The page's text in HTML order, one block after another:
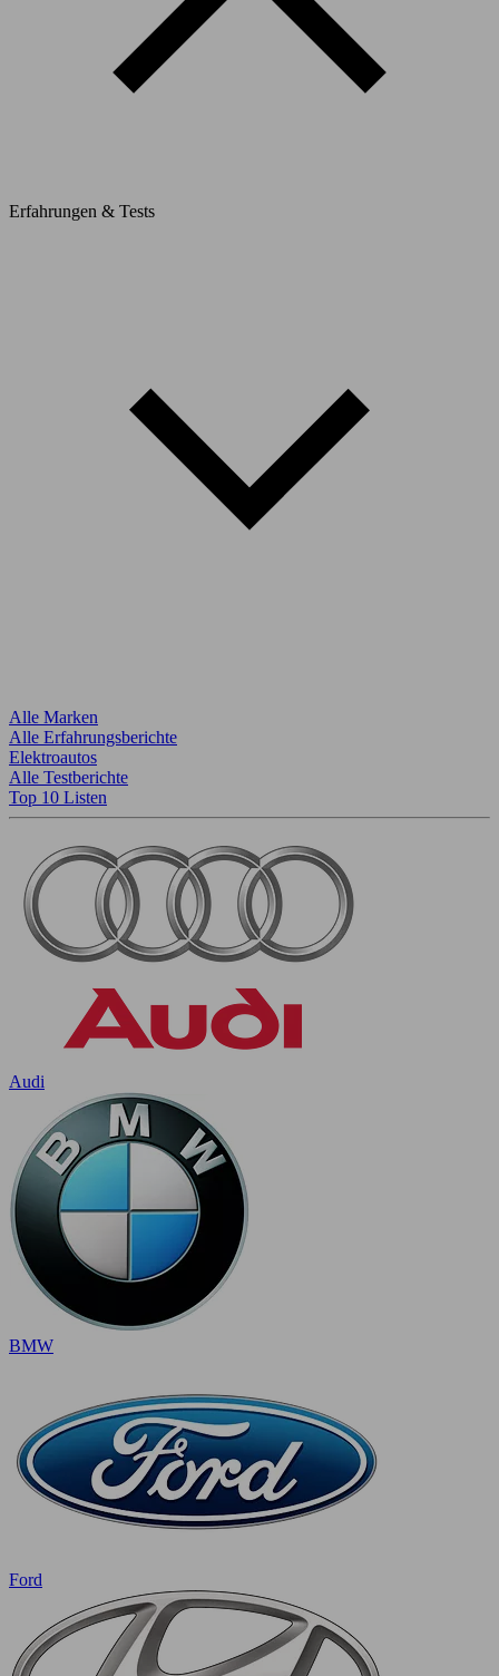
Erfahrungen & Tests
Alle Marken
Alle Erfahrungsberichte
Elektroautos
Alle Testberichte
Top 10 Listen
Audi
BMW
Ford